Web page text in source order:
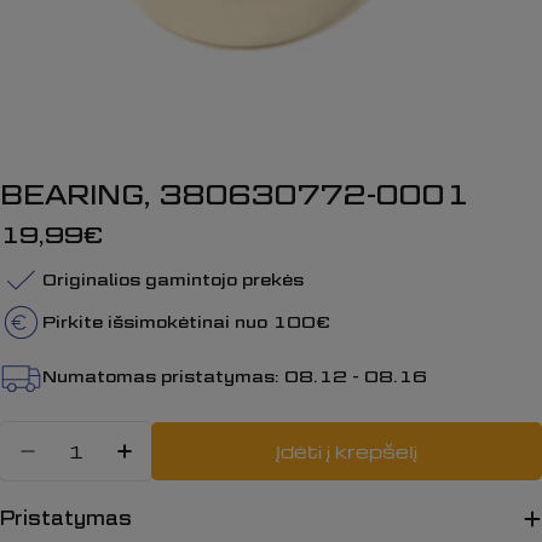
BEARING, 380630772-0001
Įprasta
kaina
19,99€
Originalios gamintojo prekės
Pirkite išsimokėtinai nuo 100€
Numatomas pristatymas: 08.12 - 08.16
Sumažinti kiekį: BEARING,
Padidinti BEARING,
Įdėti į krepšelį
Pristatymas